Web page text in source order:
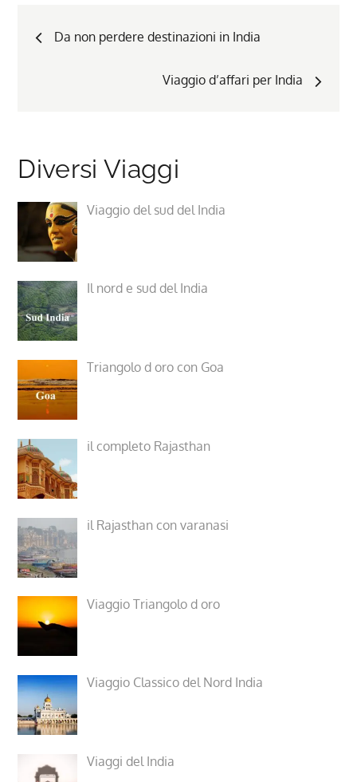
Da non perdere destinazioni in India
Viaggio d’affari per India
Diversi Viaggi
Viaggio del sud del India
Il nord e sud del India
Triangolo d oro con Goa
il completo Rajasthan
il Rajasthan con varanasi
Viaggio Triangolo d oro
Viaggio Classico del Nord India
Viaggi del India